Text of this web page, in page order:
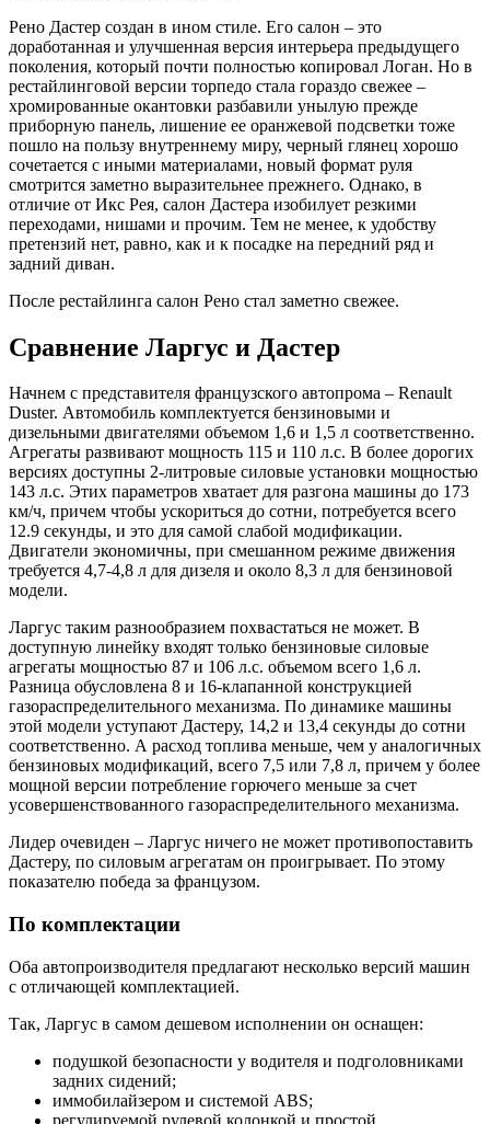
Рено Дастер создан в ином стиле. Его салон – это
доработанная и улучшенная версия интерьера предыдущего
поколения, который почти полностью копировал Логан. Но в
рестайлинговой версии торпедо стала гораздо свежее –
хромированные окантовки разбавили унылую прежде
приборную панель, лишение ее оранжевой подсветки тоже
пошло на пользу внутреннему миру, черный глянец хорошо
сочетается с иными материалами, новый формат руля
смотрится заметно выразительнее прежнего. Однако, в
отличие от Икс Рея, салон Дастера изобилует резкими
переходами, нишами и прочим. Тем не менее, к удобству
претензий нет, равно, как и к посадке на передний ряд и
задний диван.
После рестайлинга салон Рено стал заметно свежее.
Сравнение Ларгус и Дастер
Начнем с представителя французского автопрома – Renault
Duster. Автомобиль комплектуется бензиновыми и
дизельными двигателями объемом 1,6 и 1,5 л соответственно.
Агрегаты развивают мощность 115 и 110 л.с. В более дорогих
версиях доступны 2-литровые силовые установки мощностью
143 л.с. Этих параметров хватает для разгона машины до 173
км/ч, причем чтобы ускориться до сотни, потребуется всего
12.9 секунды, и это для самой слабой модификации.
Двигатели экономичны, при смешанном режиме движения
требуется 4,7-4,8 л для дизеля и около 8,3 л для бензиновой
модели.
Ларгус таким разнообразием похвастаться не может. В
доступную линейку входят только бензиновые силовые
агрегаты мощностью 87 и 106 л.с. объемом всего 1,6 л.
Разница обусловлена 8 и 16-клапанной конструкцией
газораспределительного механизма. По динамике машины
этой модели уступают Дастеру, 14,2 и 13,4 секунды до сотни
соответственно. А расход топлива меньше, чем у аналогичных
бензиновых модификаций, всего 7,5 или 7,8 л, причем у более
мощной версии потребление горючего меньше за счет
усовершенствованного газораспределительного механизма.
Лидер очевиден – Ларгус ничего не может противопоставить
Дастеру, по силовым агрегатам он проигрывает. По этому
показателю победа за французом.
По комплектации
Оба автопроизводителя предлагают несколько версий машин
с отличающей комплектацией.
Так, Ларгус в самом дешевом исполнении он оснащен:
подушкой безопасности у водителя и подголовниками
задних сидений;
иммобилайзером и системой ABS;
регулируемой рулевой колонкой и простой